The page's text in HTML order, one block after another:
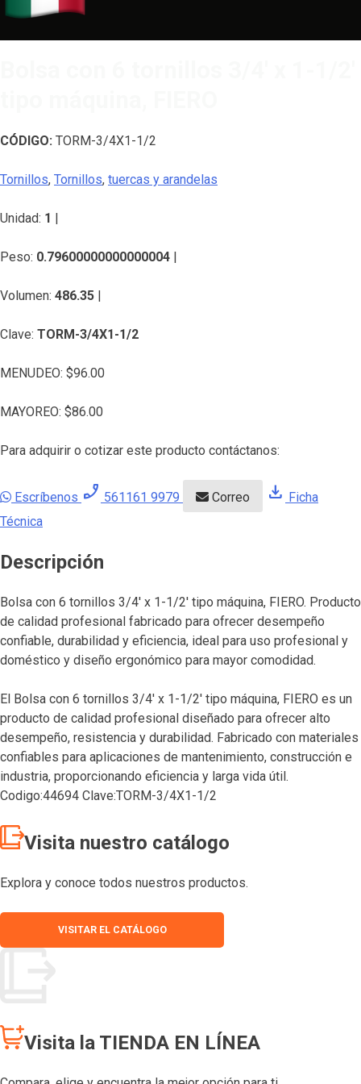
CÓDIGO: TORM-3/4X1-1/2
Tornillos, Tornillos, tuercas y arandelas
Unidad: 1 |
Peso: 0.79600000000000004 |
Volumen: 486.35 |
Clave: TORM-3/4X1-1/2
MENUDEO: $96.00
MAYOREO: $86.00
Para adquirir o cotizar este producto contáctanos:
Escríbenos phone_enabled 561161 9979 Correo download Ficha
Técnica
Descripción
Bolsa con 6 tornillos 3/4′ x 1-1/2′ tipo máquina, FIERO. Producto
de calidad profesional fabricado para ofrecer desempeño
confiable, durabilidad y eficiencia, ideal para uso profesional y
doméstico y diseño ergonómico para mayor comodidad.
El Bolsa con 6 tornillos 3/4′ x 1-1/2′ tipo máquina, FIERO es un
producto de calidad profesional diseñado para ofrecer alto
desempeño, resistencia y durabilidad. Fabricado con materiales
confiables para aplicaciones de mantenimiento, construcción e
industria, proporcionando eficiencia y larga vida útil.
Codigo:44694 Clave:TORM-3/4X1-1/2
Visita nuestro catálogo
Explora y conoce todos nuestros productos.
VISITAR EL CATÁLOGO
Visita la TIENDA EN LÍNEA